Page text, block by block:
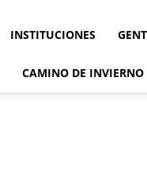
INSTITUCIONES
CAMINO DE INVIERNO